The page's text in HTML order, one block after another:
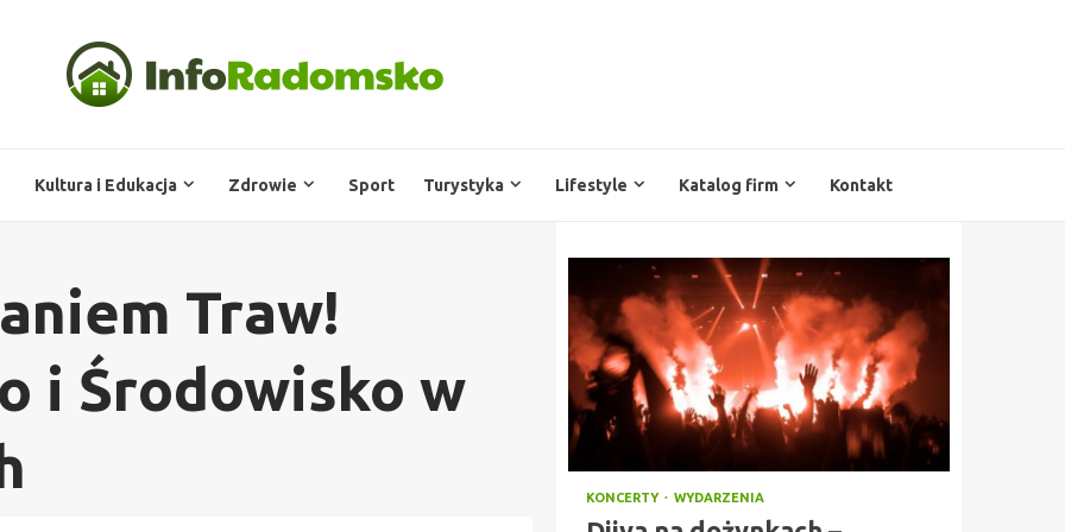
Kultura i Edukacja Zdrowie Sport Turystyka Lifestyle Katalog firm Kontakt
Traw!
i Środowisko w
KONCERTY WYDARZENIA